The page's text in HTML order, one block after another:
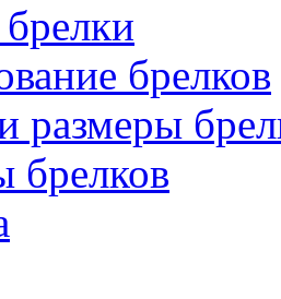
брелков
размеры